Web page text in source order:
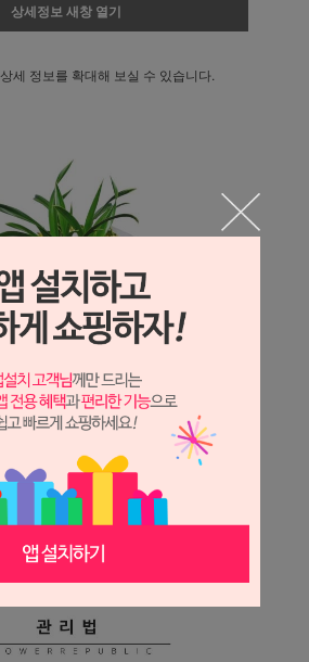
상세정보 새창 열기
상세 정보를 확대해 보실 수 있습니다.